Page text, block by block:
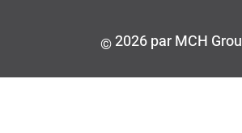
©2026 par MCH